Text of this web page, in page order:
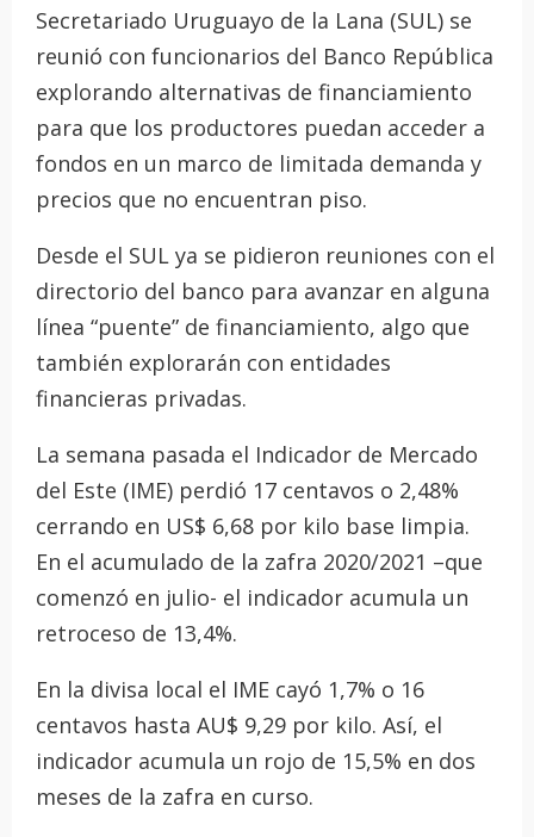
Secretariado Uruguayo de la Lana (SUL) se
reunió con funcionarios del Banco República
explorando alternativas de financiamiento
para que los productores puedan acceder a
fondos en un marco de limitada demanda y
precios que no encuentran piso.
Desde el SUL ya se pidieron reuniones con el
directorio del banco para avanzar en alguna
línea “puente” de financiamiento, algo que
también explorarán con entidades
financieras privadas.
La semana pasada el Indicador de Mercado
del Este (IME) perdió 17 centavos o 2,48%
cerrando en US$ 6,68 por kilo base limpia.
En el acumulado de la zafra 2020/2021 –que
comenzó en julio- el indicador acumula un
retroceso de 13,4%.
En la divisa local el IME cayó 1,7% o 16
centavos hasta AU$ 9,29 por kilo. Así, el
indicador acumula un rojo de 15,5% en dos
meses de la zafra en curso.